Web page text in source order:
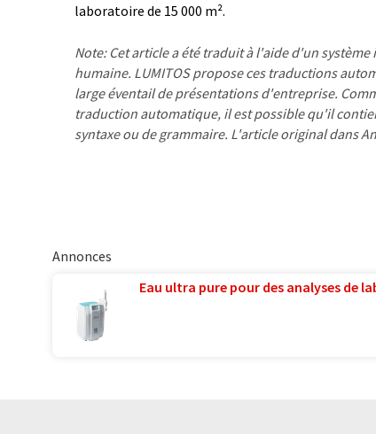
laboratoire de 15 000 m².
Note: Cet article a été traduit à l'aide d'un
humaine. LUMITOS propose ces traductions
large éventail de présentations d'entreprise.
traduction automatique, il est possible qu'il
syntaxe ou de grammaire. L'article original dans
Annonces
Eau ultra pure pour des analyses de